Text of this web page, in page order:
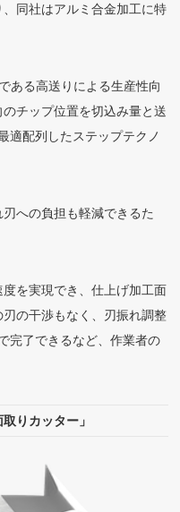
同社はアルミ合金加工に特
ある高送りによる生産性向
チップ位置を切込み量と送
適配列したステップテクノ
への負担も軽減できるた
を実現でき、仕上げ加工面
の干渉もなく、刃振れ調整
完了できるなど、作業者の
りカッター」